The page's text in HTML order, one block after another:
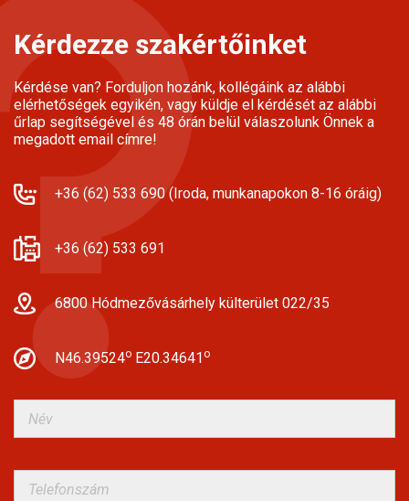
Kérdezze szakértőinket
Kérdése van? Forduljon hozánk, kollégáink az alábbi
elérhetőségek egyikén, vagy küldje el kérdését az alábbi
űrlap segítségével és 48 órán belül válaszolunk Önnek a
megadott email címre!
+36 (62) 533 690 (Iroda, munkanapokon 8-16 óráig)
+36 (62) 533 691
6800 Hódmezővásárhely külterület 022/35
N46.39524o E20.34641 o